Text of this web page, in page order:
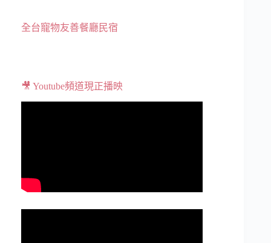
全台寵物友善餐廳民宿
🎥 Youtube頻道現正播映